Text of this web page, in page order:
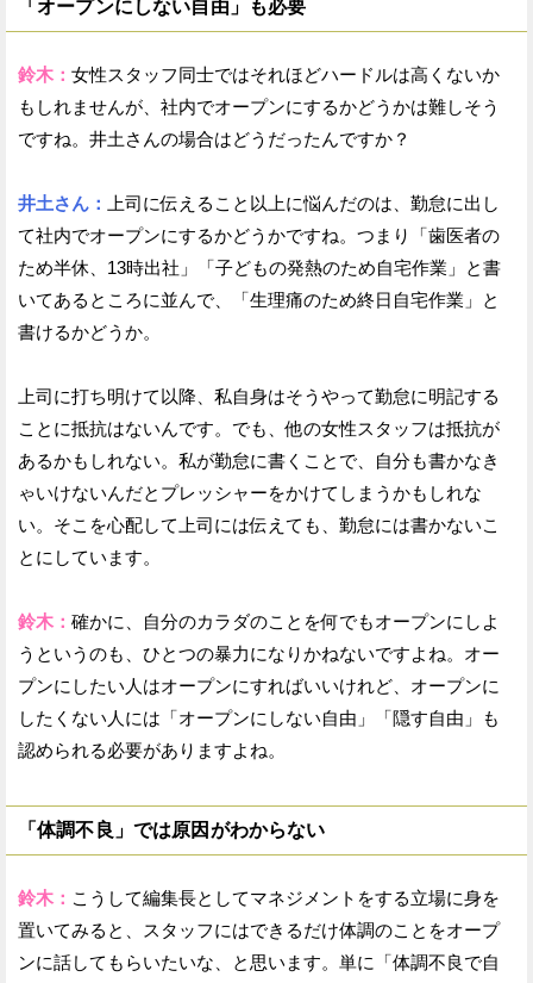
「オープンにしない自由」も必要
鈴木： 女性スタッフ同士ではそれほどハードルは高くないか
もしれませんが、社内でオープンにするかどうかは難しそう
ですね。井土さんの場合はどうだったんですか？
井土さん：
上司に伝えること以上に悩んだのは、勤怠に出し
て社内でオープンにするかどうかですね。つまり「歯医者の
ため半休、13時出社」「子どもの発熱のため自宅作業」と書
いてあるところに並んで、「生理痛のため終日自宅作業」と
書けるかどうか。
上司に打ち明けて以降、私自身はそうやって勤怠に明記する
ことに抵抗はないんです。でも、他の女性スタッフは抵抗が
あるかもしれない。私が勤怠に書くことで、自分も書かなき
ゃいけないんだとプレッシャーをかけてしまうかもしれな
い。そこを心配して上司には伝えても、勤怠には書かないこ
とにしています。
鈴木： 確かに、自分のカラダのことを何でもオープンにしよ
うというのも、ひとつの暴力になりかねないですよね。オー
プンにしたい人はオープンにすればいいけれど、オープンに
したくない人には「オープンにしない自由」「隠す自由」も
認められる必要がありますよね。
「体調不良」では原因がわからない
鈴木： こうして編集長としてマネジメントをする立場に身を
置いてみると、スタッフにはできるだけ体調のことをオープ
ンに話してもらいたいな、と思います。単に「体調不良で自